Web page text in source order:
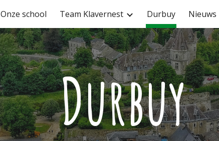
Skip to main content Skip to
Onze school Team Klavernest Durbuy Nieuws
Durbuy